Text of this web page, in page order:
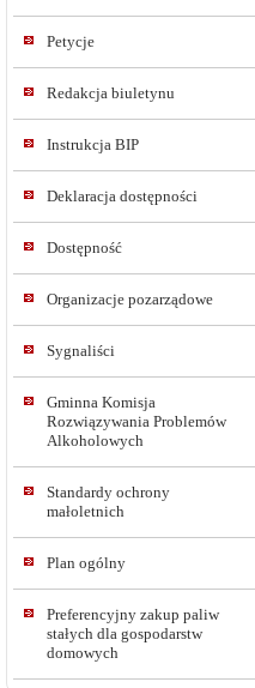
Petycje
Redakcja biuletynu
Instrukcja BIP
Deklaracja dostępności
Dostępność
Organizacje pozarządowe
Sygnaliści
Gminna Komisja
Rozwiązywania Problemów
Alkoholowych
Standardy ochrony
małoletnich
Plan ogólny
Preferencyjny zakup paliw
stałych dla gospodarstw
domowych